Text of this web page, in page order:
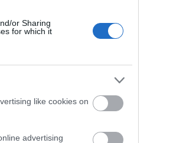
or Sharing
for which it
like cookies on
advertising